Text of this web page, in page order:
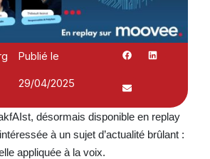
Publié le
29/04/2025
désormais disponible en replay
à un sujet d’actualité brûlant :
appliquée à la voix.